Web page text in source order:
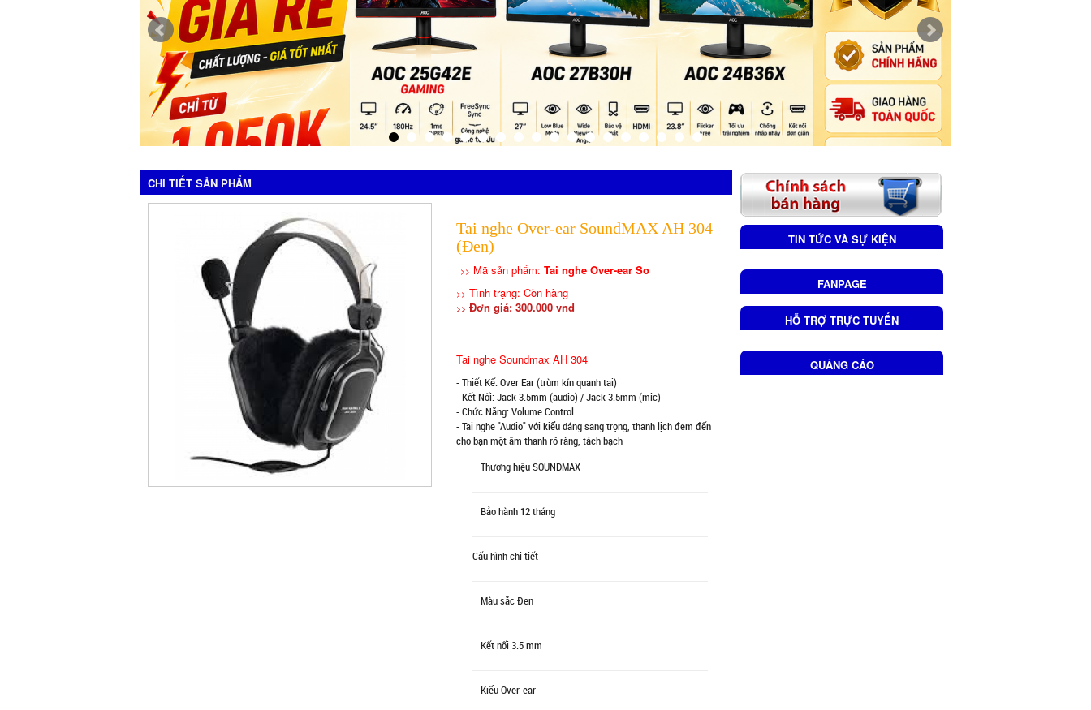
CHI TIẾT SẢN PHẨM
Tai nghe Over-ear SoundMAX AH 304
(Đen)
>> Mã sản phẩm: Tai nghe Over-ear So
>> Tình trạng: Còn hàng
>> Đơn giá: 300.000 vnd
Tai nghe Soundmax AH 304
- Thiết Kế: Over Ear (trùm kín quanh tai)
- Kết Nối: Jack 3.5mm (audio) / Jack 3.5mm (mic)
- Chức Năng: Volume Control
- Tai nghe "Audio" với kiểu dáng sang trọng, thanh lịch đem đến
cho bạn một âm thanh rõ ràng, tách bạch
Thương hiệuSOUNDMAX
Bảo hành 12 tháng
Cấu hình chi tiết
Màu sắcĐen
Kết nối3.5 mm
KiểuOver-ear
TIN TỨC VÀ SỰ KIỆN
FANPAGE
HỖ TRỢ TRỰC TUYẾN
QUẢNG CÁO